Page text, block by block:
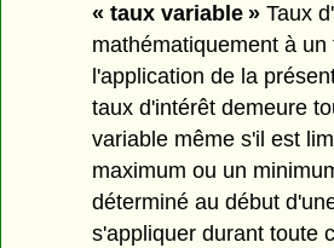
« taux variable » Taux
mathématiquement à
l'application de la
taux d'intérêt demeure
variable même s'il est
maximum ou un
déterminé au début
s'appliquer durant toute